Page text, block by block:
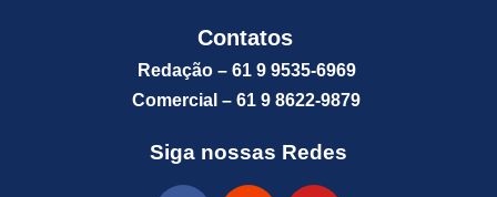
Contatos
Redação – 61 9 9535-6969
Comercial – 61 9 8622-9879
Siga nossas Redes